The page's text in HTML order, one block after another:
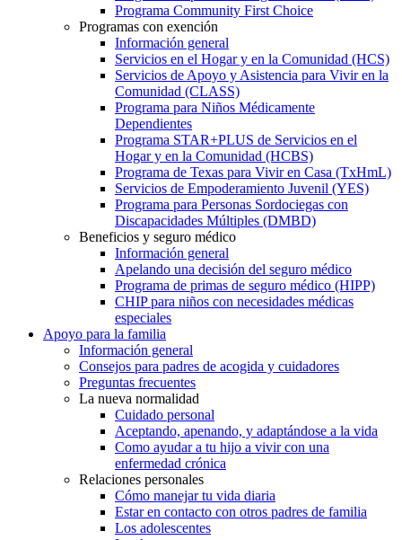
Programa Community First Choice
Programas con exención
Información general
Servicios en el Hogar y en la Comunidad (HCS)
Servicios de Apoyo y Asistencia para Vivir en la
Comunidad (CLASS)
Programa para Niños Médicamente
Dependientes
Programa STAR+PLUS de Servicios en el
Hogar y en la Comunidad (HCBS)
Programa de Texas para Vivir en Casa (TxHmL)
Servicios de Empoderamiento Juvenil (YES)
Programa para Personas Sordociegas con
Discapacidades Múltiples (DMBD)
Beneficios y seguro médico
Información general
Apelando una decisión del seguro médico
Programa de primas de seguro médico (HIPP)
CHIP para niños con necesidades médicas
especiales
Apoyo para la familia
Información general
Consejos para padres de acogida y cuidadores
Preguntas frecuentes
La nueva normalidad
Cuidado personal
Aceptando, apenando, y adaptándose a la vida
Como ayudar a tu hijo a vivir con una
enfermedad crónica
Relaciones personales
Cómo manejar tu vida diaria
Estar en contacto con otros padres de familia
Los adolescentes